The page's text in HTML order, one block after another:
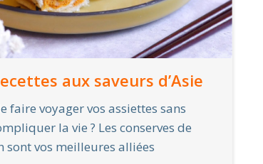
aux saveurs d’Asie
faire voyager vos assiettes sans
la vie ? Les conserves de
sont vos meilleures alliées